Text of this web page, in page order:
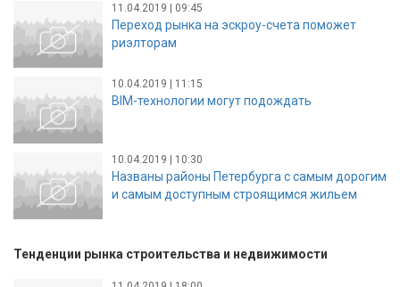
11.04.2019 | 09:45
Переход рынка на эскроу-счета поможет
риэлторам
10.04.2019 | 11:15
BIM-технологии могут подождать
10.04.2019 | 10:30
Названы районы Петербурга с самым дорогим
и самым доступным строящимся жильем
Тенденции рынка строительства и недвижимости